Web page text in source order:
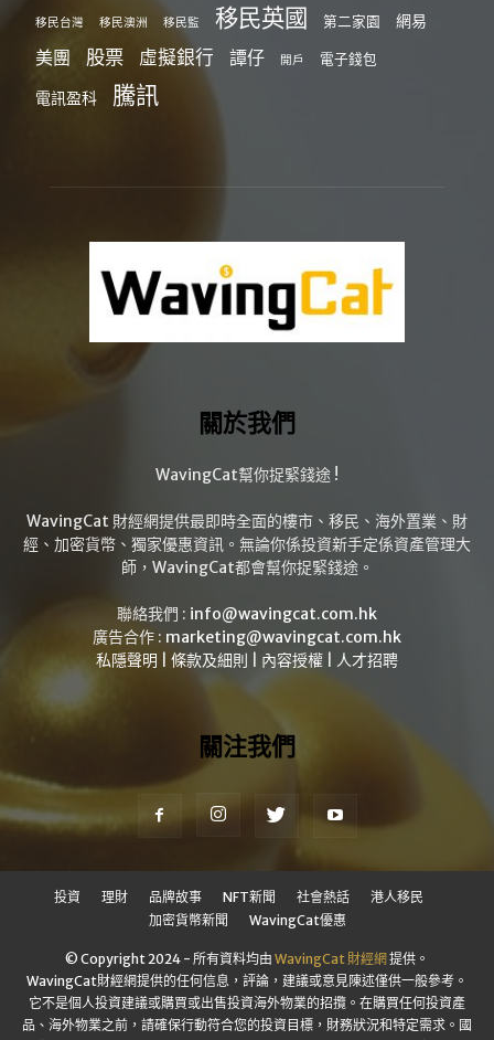
移民台灣 移民澳洲 移民監 移民英國 第二家園 網易
美團 股票 虛擬銀行 譚仔 開戶 電子錢包
電訊盈科 騰訊
關於我們
WavingCat幫你捉緊錢途 !
WavingCat 財經網提供最即時全面的樓市、移民、海外置業、財
經、加密貨幣、獨家優惠資訊。無論你係投資新手定係資產管理大
師，WavingCat都會幫你捉緊錢途。
聯絡我們 : info@wavingcat.com.hk
廣告合作 : marketing@wavingcat.com.hk
私隱聲明
條款及細則 內容授權 人才招聘
關注我們
投資 理財 品牌故事 NFT新聞 社會熱話
港人移民
加密貨幣新聞
WavingCat優惠
© Copyright 2024 - 所有資料均由 WavingCat 財經網提供。
WavingCat財經網提供的任何信息，評論，建議或意見陳述僅供一般參考。
它不是個人投資建議或購買或出售投資海外物業的招攬。在購買任何投資產
品、海外物業之前，請確保行動符合您的投資目標，財務狀況和特定需求。國